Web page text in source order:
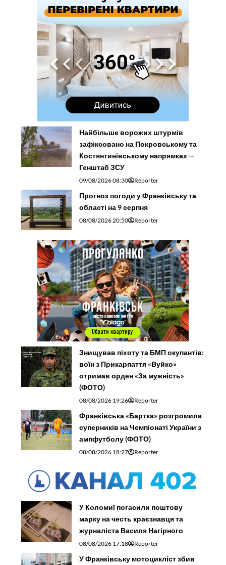
Найбільше ворожих штурмів
зафіксовано на Покровському та
Костянтинівському напрямках —
Генштаб ЗСУ
09/08/2026 08:30 Reporter
Прогноз погоди у Франківську та
області на 9 серпня
08/08/2026 20:50 Reporter
Знищував піхоту та БМП окупантів:
воїн з Прикарпаття «Вуйко»
отримав орден «За мужність»
(ФОТО)
08/08/2026 19:26 Reporter
Франківська «Бартка» розгромила
суперників на Чемпіонаті України з
ампфутболу (ФОТО)
08/08/2026 18:27 Reporter
У Коломиї погасили поштову
марку на честь краєзнавця та
журналіста Василя Нагірного
08/08/2026 17:18 Reporter
У Франківську мотоцикліст збив